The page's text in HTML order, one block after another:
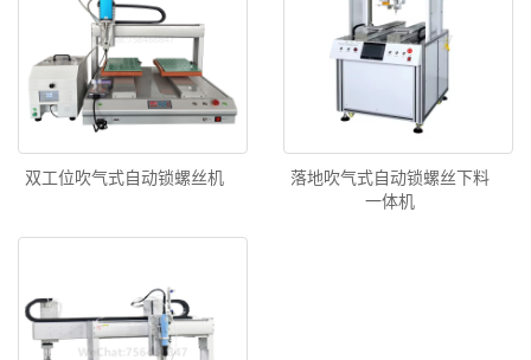
双工位吹气式自动锁螺丝机
落地吹气式自动锁螺丝下料
一体机